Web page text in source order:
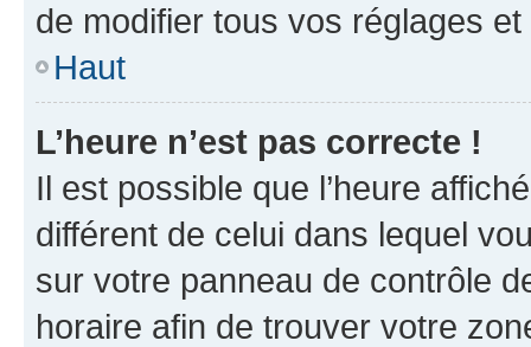
de modifier tous vos réglages
Haut
L’heure n’est pas correcte !
Il est possible que l’heure
différent de celui dans lequel
sur votre panneau de contrôle
horaire afin de trouver votre